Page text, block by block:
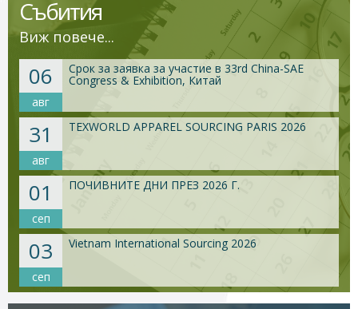
Събития
Виж повече...
06
авг
Срок за заявка за участие в 33rd China-SAE
Congress & Exhibition, Китай
31
авг
TEXWORLD APPAREL SOURCING PARIS 2026
01
сеп
ПОЧИВНИТЕ ДНИ ПРЕЗ 2026 Г.
03
сеп
Vietnam International Sourcing 2026